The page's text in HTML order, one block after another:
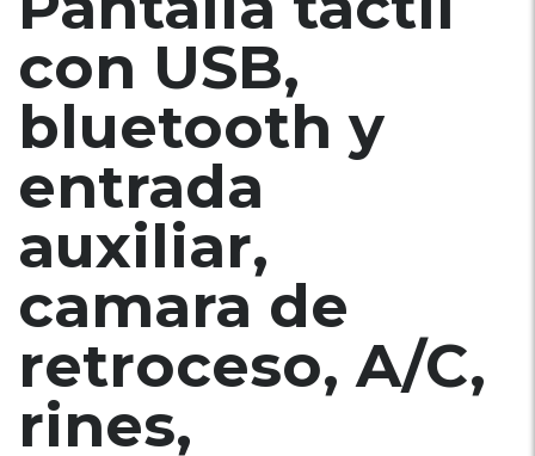
con USB,
bluetooth y
entrada
auxiliar,
camara de
retroceso, A/C,
rines,